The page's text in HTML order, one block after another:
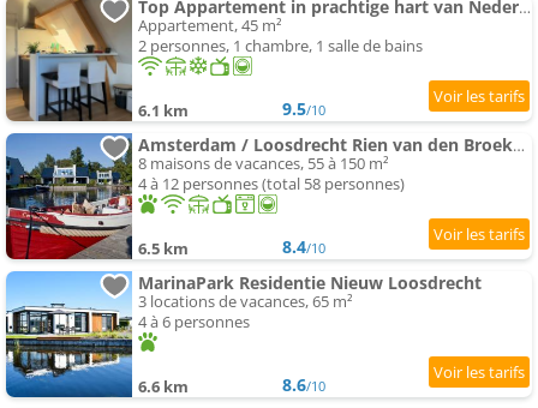
Top Appartement in prachtige hart van Nederland Kortenhoef
Appartement, 45 m²
2 personnes, 1 chambre, 1 salle de bains
6.1 km 9.5/10
Amsterdam / Loosdrecht Rien van den Broeke Village
8 maisons de vacances, 55 à 150 m²
4 à 12 personnes (total 58 personnes)
6.5 km 8.4/10
MarinaPark Residentie Nieuw Loosdrecht
3 locations de vacances, 65 m²
4 à 6 personnes
6.6 km 8.6/10